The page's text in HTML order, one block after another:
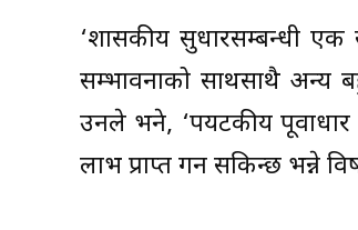
‘शासकीय सुधारसम्बन्धी एक
सम्भावनाको साथसाथै अन्य
उनले भने, ‘पर्यटकीय
लाभ प्राप्त गर्न सकिन्छ भन्ने